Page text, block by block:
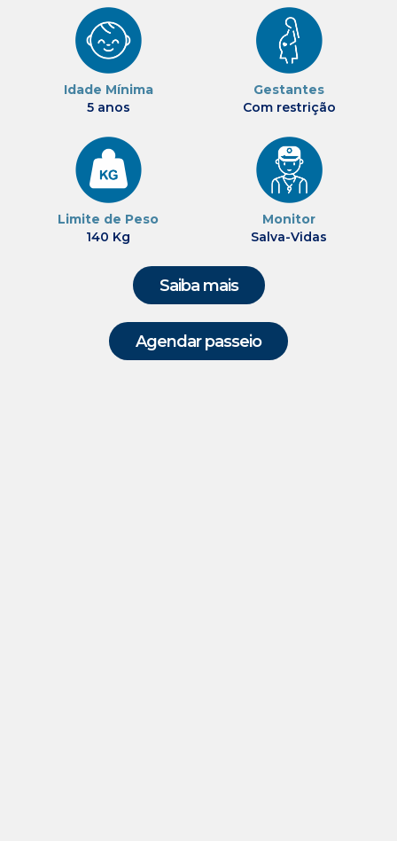
Idade Mínima
5 anos
Gestantes
Com restrição
Limite de Peso
140 Kg
Monitor
Salva-Vidas
Saiba mais
Agendar passeio